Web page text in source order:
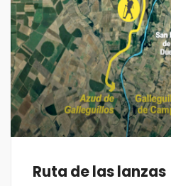
Ruta de las lanzas